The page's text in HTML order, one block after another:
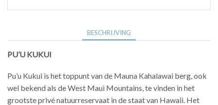
BESCHRIJVING
PU’U KUKUI
Pu’u Kukui is het toppunt van de Mauna Kahalawai berg, ook
wel bekend als de West Maui Mountains, te vinden in het
grootste privé natuurreservaat in de staat van Hawaii. Het